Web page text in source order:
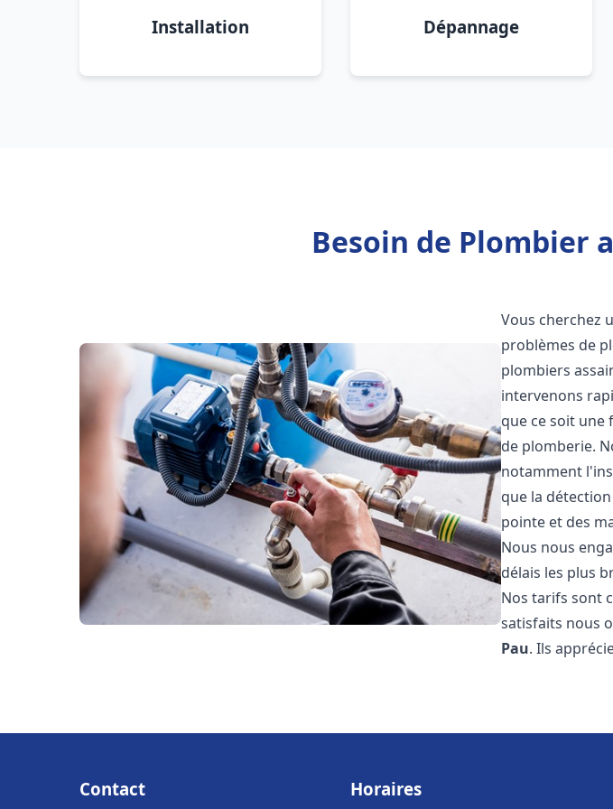
Installation Dépannage
Besoin de Plombier
Vous cherchez
problèmes de
plombiers
intervenons
que ce soit une
de plomberie.
notamment
que la
pointe et des
Nous nous
délais les plus
Nos tarifs sont
satisfaits nous
Pau. Ils
Contact Horaires